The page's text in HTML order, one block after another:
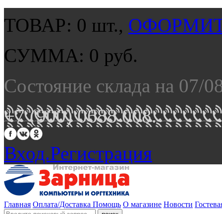
ТОВАР: 0 шт.,
СУММА: 0 руб.
Состояние склада на 07/
+7 (900) 0688 008.
Вход.Регистрация
Главная Оплата/Доставка Помощь О магазине Новости